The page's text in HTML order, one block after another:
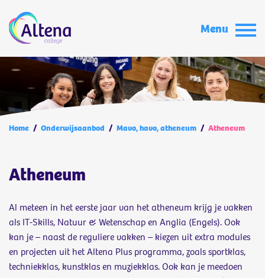
Menu
Home / Onderwijsaanbod / Mavo, havo, atheneum / Atheneum
Atheneum
Al meteen in het eerste jaar van het atheneum krijg je vakken
als IT-Skills, Natuur & Wetenschap en Anglia (Engels). Ook
kan je – naast de reguliere vakken – kiezen uit extra modules
en projecten uit hetAltena Plus programma, zoals sportklas,
techniekklas, kunstklas en muziekklas.Ook kan je meedoen